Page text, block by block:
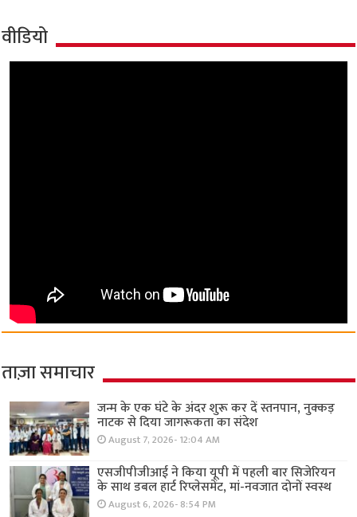
वीडियो
ताज़ा समाचार
जन्म के एक घंटे के अंदर शुरू कर दें स्तनपान, नुक्कड़
नाटक से दिया जागरूकता का संदेश
August 7, 2026- 12:04 AM
एसजीपीजीआई ने किया यूपी में पहली बार सिजेरियन
के साथ डबल हार्ट रिप्लेसमेंट, मां-नवजात दोनों स्वस्थ
August 6, 2026- 8:54 PM